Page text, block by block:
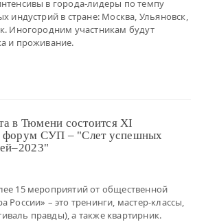
в города-лидеры по темпу
индустрий в стране: Москва, Ульяновск,
Иногородним участникам будут
и проживание.
в Тюмени состоится XI
СУП – "Слет успешных
15 мероприятий от общественной
России» – это тренинги, мастер-классы,
правды), а также квартирник.